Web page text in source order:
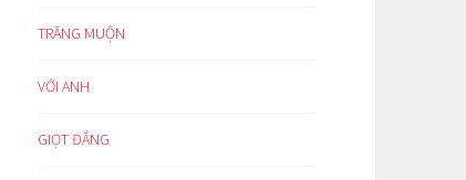
TRĂNG MUỘN
VỚI ANH
GIỌT ĐẮNG